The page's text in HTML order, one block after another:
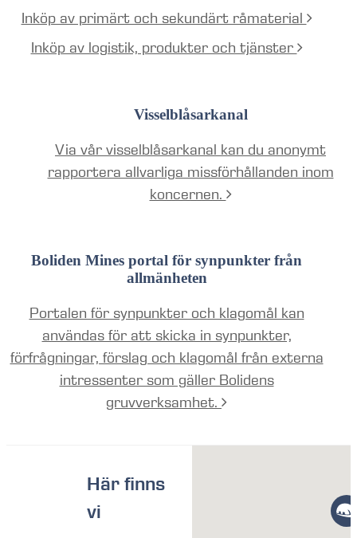
Inköp av primärt och sekundärt råmaterial
Inköp av logistik, produkter och tjänster
Visselblåsarkanal
Via vår visselblåsarkanal kan du anonymt
rapportera allvarliga missförhållanden inom
koncernen.
Boliden Mines portal för synpunkter från
allmänheten
Portalen för synpunkter och klagomål kan
användas för att skicka in synpunkter,
förfrågningar, förslag och klagomål från externa
intressenter som gäller Bolidens
gruvverksamhet.
Här finns
vi